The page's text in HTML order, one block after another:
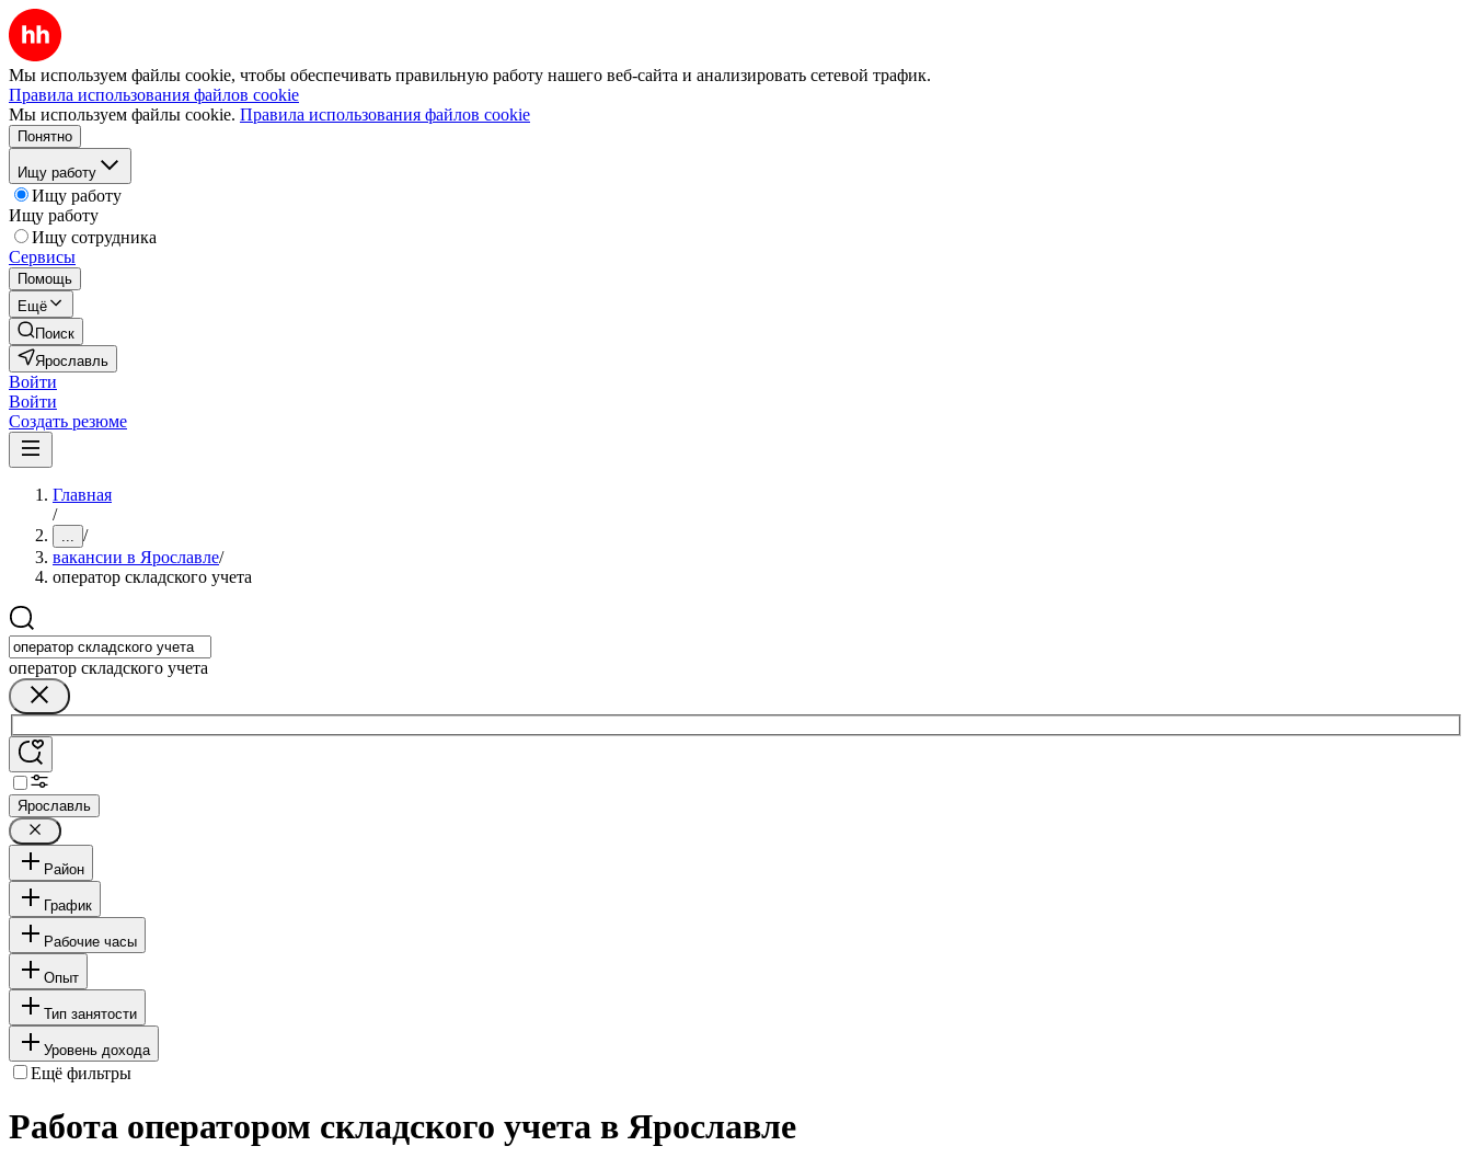
Мы используем файлы cookie, чтобы обеспечивать правильную работу нашего веб-сайта и анализировать сетевой трафик.
Правила использования файлов cookie
Мы используем файлы cookie. Правила использования файлов cookie
Понятно
Ищу работу
Ищу работу
Ищу работу
Ищу сотрудника
Сервисы
Помощь
Ещё
Поиск
Ярославль
Войти
Войти
Создать резюме
Главная
/
... /
вакансии в Ярославле/
оператор складского учета
оператор складского учета
Ярославль
Район
График
Рабочие часы
Опыт
Тип занятости
Уровень дохода
Ещё фильтры
Работа оператором складского учета в Ярославле